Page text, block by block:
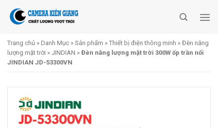
Trang chủ » Danh Mục » Sản phẩm » Thiết bị điện thông minh » Đèn năng
lượng mặt trời » JINDIAN » Đèn năng lượng mặt trời 300W ốp trần nổi
JINDIAN JD-53300VN